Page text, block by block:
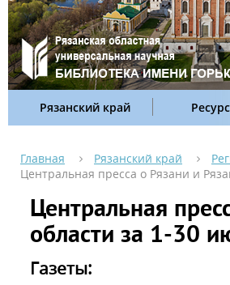
Рязанский край
Главная Рязанский край
Центральная пресса о Рязани и
Центральная
области за 1-30
Газеты: